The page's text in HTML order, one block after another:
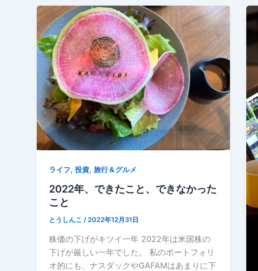
ライフ, 投資, 旅行＆グルメ
2022年、できたこと、できなかった
こと
とうしんこ / 2022年12月31日
株価の下げがキツイ一年 2022年は米国株の
下げが厳しい一年でした。 私のポートフォリ
オ的にも、ナスダックやGAFAMはあまりに下